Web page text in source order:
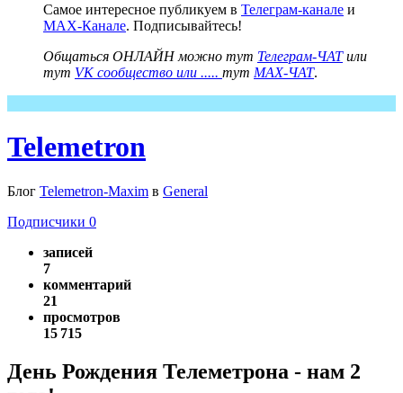
Самое интересное публикуем в Телеграм-канале и
MAX-Канале. Подписывайтесь!
Общаться ОНЛАЙН можно тут Телеграм-ЧАТили
тут VK сообщество или ..... тут MAX-ЧАТ.
Telemetron
Блог Telemetron-Maxim в General
Подписчики 0
записей
7
комментарий
21
просмотров
15 715
День Рождения Телеметрона - нам 2